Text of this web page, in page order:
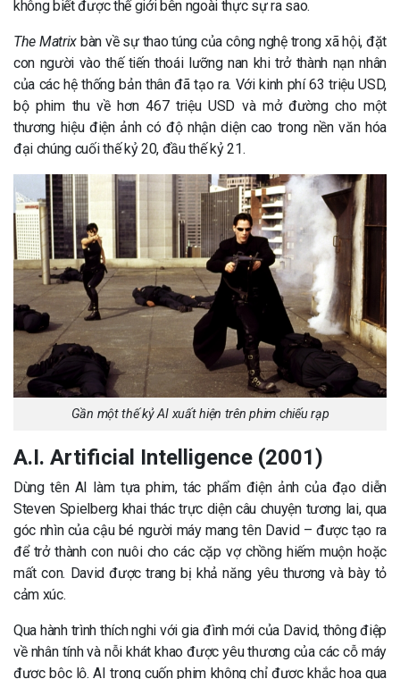
không biết được thế giới bên ngoài thực sự ra sao.
The Matrix bàn về sự thao túng của công nghệ trong xã hội, đặt
con người vào thế tiến thoái lưỡng nan khi trở thành nạn nhân
của các hệ thống bản thân đã tạo ra. Với kinh phí 63 triệu USD,
bộ phim thu về hơn 467 triệu USD và mở đường cho một
thương hiệu điện ảnh có độ nhận diện cao trong nền văn hóa
đại chúng cuối thế kỷ 20, đầu thế kỷ 21.
Gần một thế kỷ AI xuất hiện trên phim chiếu rạp
A.I. Artificial Intelligence (2001)
Dùng tên AI làm tựa phim, tác phẩm điện ảnh của đạo diễn
Steven Spielberg khai thác trực diện câu chuyện tương lai, qua
góc nhìn của cậu bé người máy mang tên David – được tạo ra
để trở thành con nuôi cho các cặp vợ chồng hiếm muộn hoặc
mất con. David được trang bị khả năng yêu thương và bày tỏ
cảm xúc.
Qua hành trình thích nghi với gia đình mới của David, thông điệp
về nhân tính và nỗi khát khao được yêu thương của các cỗ máy
được bộc lộ. AI trong cuốn phim không chỉ được khắc họa qua